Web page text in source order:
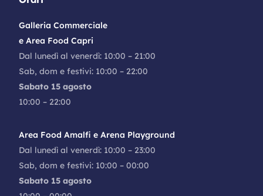
Galleria Commerciale
e Area Food Capri
Dal lunedì al venerdì: 10:00 – 21:00
Sab, dom e festivi: 10:00 – 22:00
Sabato 15 agosto
10:00 – 22:00
Area Food Amalfi e Arena Playground
Dal lunedì al venerdì: 10:00 – 23:00
Sab, dom e festivi: 10:00 – 00:00
Sabato 15 agosto